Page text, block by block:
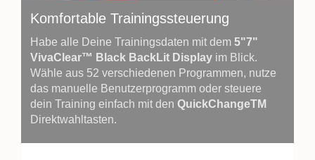
Komfortable Trainingssteuerung
Habe alle Deine Trainingsdaten mit dem 5"7"
VivaClear™ Black BackLit Display im Blick.
Wähle aus 52 verschiedenen Programmen, nutze
das manuelle Benutzerprogramm oder steuere
dein Training einfach mit den QuickChangeTM
Direktwahltasten.